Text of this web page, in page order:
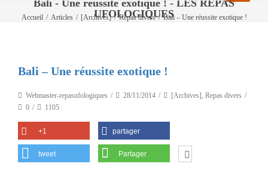
Bali - Une réussite exotique ! - LES REPAS
UFOLOGIQUES
Accueil / Articles / [Archives] / Repas divers / Bali – Une réussite exotique !
Bali – Une réussite exotique !
Webmaster-repasufologiques 28/11/2014 [Archives], Repas divers
0
1105
+1 partager
tweet Partager